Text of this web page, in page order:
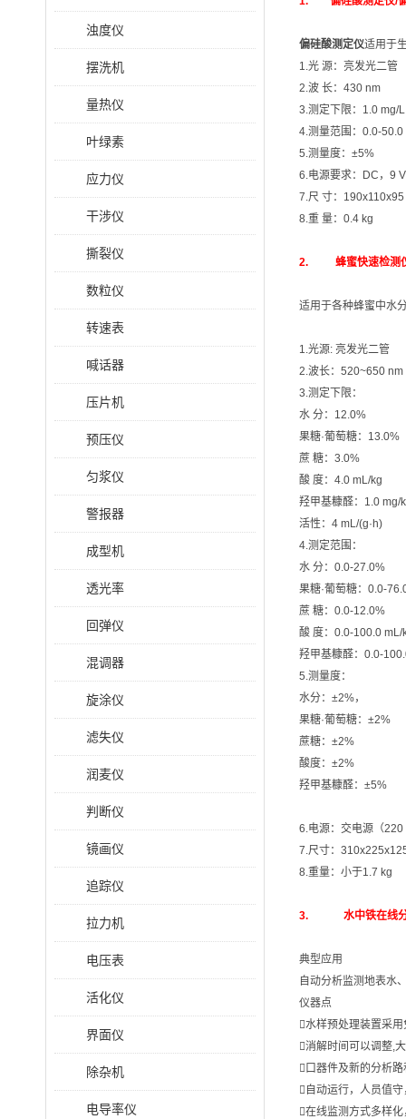
浊度仪
摆洗机
量热仪
叶绿素
应力仪
干涉仪
撕裂仪
数粒仪
转速表
喊话器
压片机
预压仪
匀浆仪
警报器
成型机
透光率
回弹仪
混调器
旋涂仪
滤失仪
润麦仪
判断仪
镜画仪
追踪仪
拉力机
电压表
活化仪
界面仪
除杂机
电导率仪
偏硅酸测定仪适用于
1.光 源：亮发光二管
2.波 长：430 nm
3.测定下限：1.0 mg/L
4.测量范围：0.0-50.0
5.测量度：±5%
6.电源要求：DC，9 V
7.尺 寸：190x110x95
8.重 量：0.4 kg
2. 蜂蜜快速检测仪/
适用于各种蜂蜜中水
1.光源: 亮发光二管
2.波长：520~650 nm
3.测定下限：
水 分：12.0%
果糖·葡萄糖：13.0%
蔗 糖：3.0%
酸 度：4.0 mL/kg
羟甲基糠醛：1.0 mg/
活性：4 mL/(g·h)
4.测定范围：
水 分：0.0-27.0%
果糖·葡萄糖：0.0-
蔗 糖：0.0-12.0%
酸 度：0.0-100.0 mL/
羟甲基糠醛：0.0-
5.测量度：
水分：±2%，
果糖·葡萄糖：±2%
蔗糖：±2%
酸度：±2%
羟甲基糠醛：±5%
6.电源：交电源（
7.尺寸：
8.重量：小于1.7 kg
3. 水中铁在线分析
典型应用
自动分析监测地表水
仪器点
水样预处理装置采
消解时间可以调整,
口器件及新的分析
自动运行，人员值
在线监测方式多样